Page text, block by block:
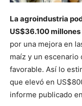
La agroindustria
US$36.100
por una mejora en
maíz y un
favorable. Así lo
que elevó en
informe publicado